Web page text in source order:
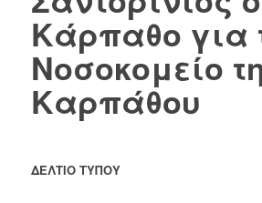
Κάρπαθο για
Νοσοκομείο
Καρπάθου
ΔΕΛΤΙΟ ΤΥΠΟΥ